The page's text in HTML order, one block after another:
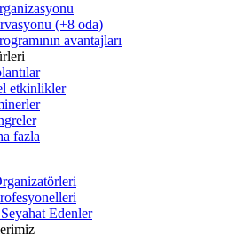
(+8 oda)
avantajları
etkinlikler
fazla
Edenler